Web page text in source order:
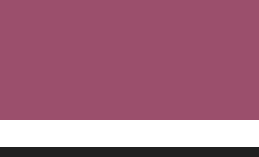
de cookies